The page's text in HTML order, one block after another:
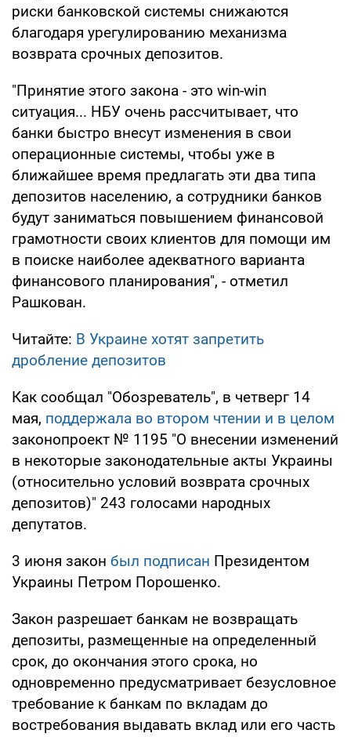
риски банковской системы снижаются
благодаря урегулированию механизма
возврата срочных депозитов.
"Принятие этого закона - это win-win
ситуация... НБУ очень рассчитывает, что
банки быстро внесут изменения в свои
операционные системы, чтобы уже в
ближайшее время предлагать эти два типа
депозитов населению, а сотрудники банков
будут заниматься повышением финансовой
грамотности своих клиентов для помощи им
в поиске наиболее адекватного варианта
финансового планирования", - отметил
Рашкован.
Читайте: В Украине хотят запретить
дробление депозитов
Как сообщал "Обозреватель", в четверг 14
мая, поддержала во втором чтении и в целом
законопроект № 1195 "О внесении изменений
в некоторые законодательные акты Украины
(относительно условий возврата срочных
депозитов)" 243 голосами народных
депутатов.
3 июня закон был подписан Президентом
Украины Петром Порошенко.
Закон разрешает банкам не возвращать
депозиты, размещенные на определенный
срок, до окончания этого срока, но
одновременно предусматривает безусловное
требование к банкам по вкладам до
востребования выдавать вклад или его часть